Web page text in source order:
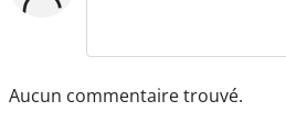
Aucun commentaire trouvé.